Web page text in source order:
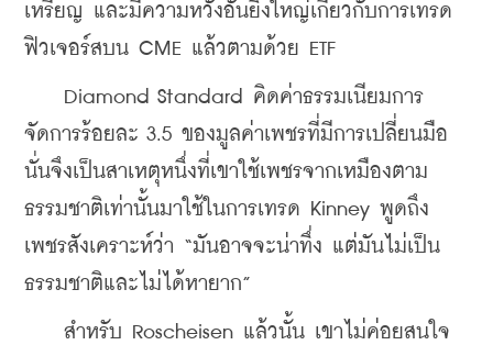
เหรียญ และมีความหวังอันยิ่งใหญ่เกี่ยวกับการเทรด
ฟิวเจอร์สบน CME แล้วตามด้วย ETF
Diamond Standard คิดค่าธรรมเนียมการ
จัดการร้อยละ 3.5 ของมูลค่าเพชรที่มีการเปลี่ยนมือ
นั่นจึงเป็นสาเหตุหนึ่งที่เขาใช้เพชรจากเหมืองตาม
ธรรมชาติเท่านั้นมาใช้ในการเทรด Kinney พูดถึง
เพชรสังเคราะห์ว่า “มันอาจจะน่าทึ่ง แต่มันไม่เป็น
ธรรมชาติและไม่ได้หายาก”
สำหรับ Roscheisen แล้วนั้น เขาไม่ค่อยสนใจ